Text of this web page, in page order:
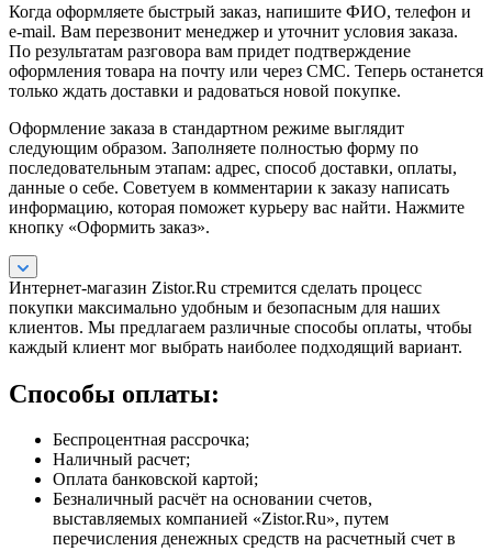
Когда оформляете быстрый заказ, напишите ФИО, телефон и
e-mail. Вам перезвонит менеджер и уточнит условия заказа.
По результатам разговора вам придет подтверждение
оформления товара на почту или через СМС. Теперь останется
только ждать доставки и радоваться новой покупке.
Оформление заказа в стандартном режиме выглядит
следующим образом. Заполняете полностью форму по
последовательным этапам: адрес, способ доставки, оплаты,
данные о себе. Советуем в комментарии к заказу написать
информацию, которая поможет курьеру вас найти. Нажмите
кнопку «Оформить заказ».
Интернет-магазин Zistor.Ru стремится сделать процесс
покупки максимально удобным и безопасным для наших
клиентов. Мы предлагаем различные способы оплаты, чтобы
каждый клиент мог выбрать наиболее подходящий вариант.
Способы оплаты:
Беспроцентная рассрочка;
Наличный расчет;
Оплата банковской картой;
Безналичный расчёт на основании счетов,
выставляемых компанией «Zistor.Ru», путем
перечисления денежных средств на расчетный счет в